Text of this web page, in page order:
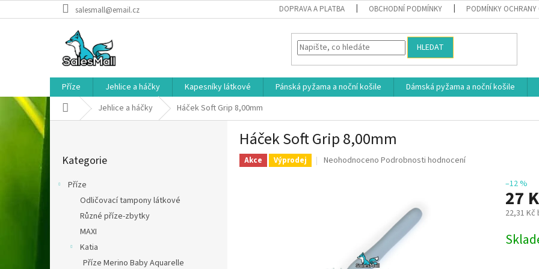
na
salesmall@email.cz DOPRAVA A PLATBA OBCHODNÍ PODMÍNKY PODMÍNKY OCHRANY
HLEDAT
Příze Jehlice a háčky Kapesníky látkové Pánská pyžama a noční košile Dámská pyžama a noční košile
Domů Jehlice a háčky Háček Soft Grip 8,00mm
kategorie
Kategorie
Příze
Odličovací tampony látkové
Různé příze-zbytky
MAXI
Katia
Příze Merino Baby Aquarelle
Háček Soft Grip 8,00mm
Akce Výprodej
Průměrné
Neohodnoceno Podrobnosti hodnocení
–12 %
27
22,31 Kč
cena: